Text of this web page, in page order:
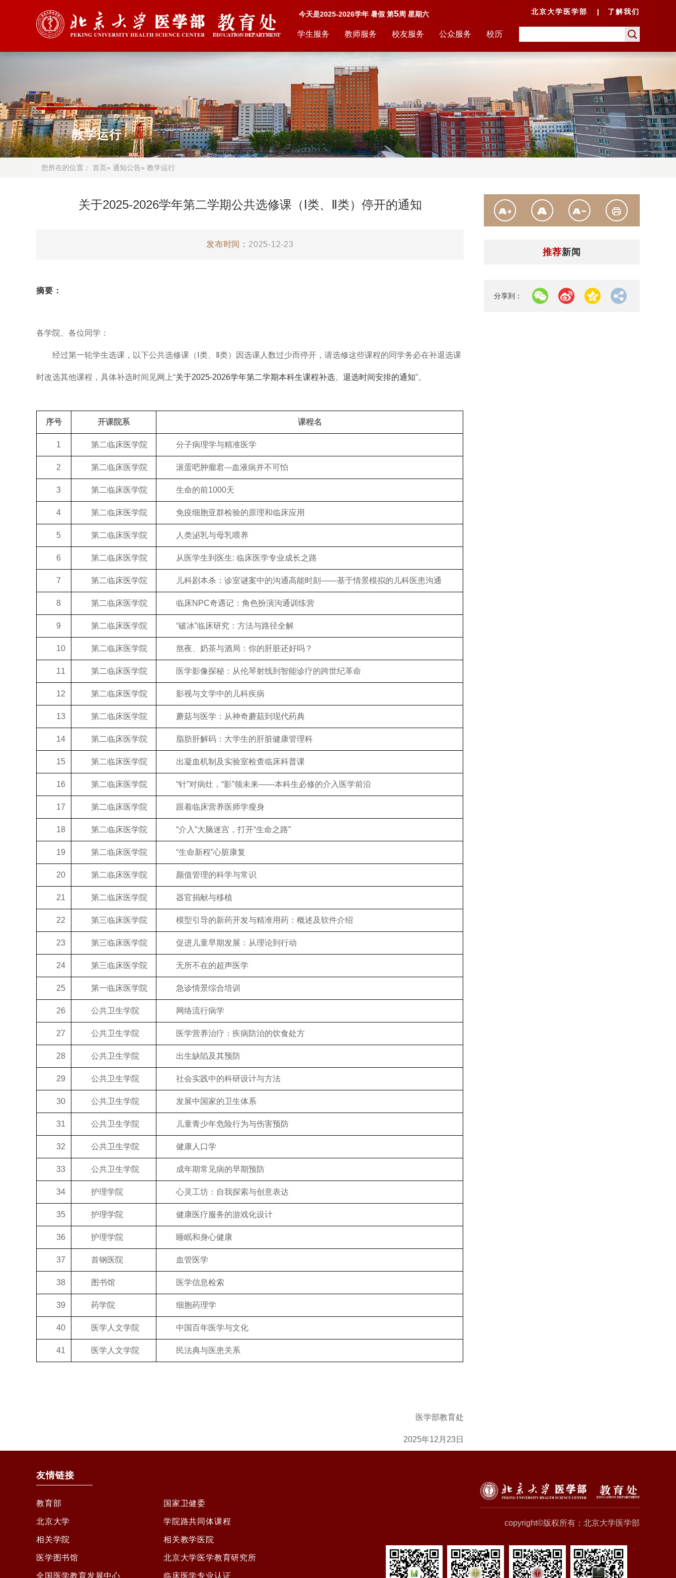
今天是2025-2026学年 暑假 第5周 星期六 北京大学医学部 了解我们
学生服务 教师服务 校友服务 公众服务 校历
教学运行
您所在的位置： 首页» 通知公告» 教学运行
推荐新闻
分享到：
关于2025-2026学年第二学期公共选修课（Ⅰ类、Ⅱ类）停开的通知
发布时间： 2025-12-23
摘要：
各学院、各位同学：
经过第一轮学生选课，以下公共选修课（Ⅰ类、Ⅱ类）因选课人数过少而停开，请选修这些课程的同学务必在补退选课
时改选其他课程，具体补选时间见网上“关于2025-2026学年第二学期本科生课程补选、退选时间安排的通知”。
序号 开课院系 课程名
1 第二临床医学院 分子病理学与精准医学
2 第二临床医学院 滚蛋吧肿瘤君---血液病并不可怕
3 第二临床医学院 生命的前1000天
4 第二临床医学院 免疫细胞亚群检验的原理和临床应用
5 第二临床医学院 人类泌乳与母乳喂养
6 第二临床医学院 从医学生到医生: 临床医学专业成长之路
7 第二临床医学院 儿科剧本杀：诊室谜案中的沟通高能时刻——基于情景模拟的儿科医患沟通
8 第二临床医学院 临床NPC奇遇记：角色扮演沟通训练营
9 第二临床医学院 “破冰”临床研究：方法与路径全解
10 第二临床医学院 熬夜、奶茶与酒局：你的肝脏还好吗？
11 第二临床医学院 医学影像探秘：从伦琴射线到智能诊疗的跨世纪革命
12 第二临床医学院 影视与文学中的儿科疾病
13 第二临床医学院 蘑菇与医学：从神奇蘑菇到现代药典
14 第二临床医学院 脂肪肝解码：大学生的肝脏健康管理科
15 第二临床医学院 出凝血机制及实验室检查临床科普课
16 第二临床医学院 “针”对病灶，“影”领未来——本科生必修的介入医学前沿
17 第二临床医学院 跟着临床营养医师学瘦身
18 第二临床医学院 “介入”大脑迷宫，打开“生命之路”
19 第二临床医学院 “生命新程”心脏康复
20 第二临床医学院 颜值管理的科学与常识
21 第二临床医学院 器官捐献与移植
22 第三临床医学院 模型引导的新药开发与精准用药：概述及软件介绍
23 第三临床医学院 促进儿童早期发展：从理论到行动
24 第三临床医学院 无所不在的超声医学
25 第一临床医学院 急诊情景综合培训
26 公共卫生学院 网络流行病学
27 公共卫生学院 医学营养治疗：疾病防治的饮食处方
28 公共卫生学院 出生缺陷及其预防
29 公共卫生学院 社会实践中的科研设计与方法
30 公共卫生学院 发展中国家的卫生体系
31 公共卫生学院 儿童青少年危险行为与伤害预防
32 公共卫生学院 健康人口学
33 公共卫生学院 成年期常见病的早期预防
34 护理学院 心灵工坊：自我探索与创意表达
35 护理学院 健康医疗服务的游戏化设计
36 护理学院 睡眠和身心健康
37 首钢医院 血管医学
38 图书馆 医学信息检索
39 药学院 细胞药理学
40 医学人文学院 中国百年医学与文化
41 医学人文学院 民法典与医患关系
医学部教育处
2025年12月23日
友情链接
教育部 国家卫健委
北京大学 学院路共同体课程
相关学院 相关教学医院
医学图书馆 北京大学医学教育研究所
全国医学教育发展中心 临床医学专业认证
copyright©版权所有：北京大学医学部